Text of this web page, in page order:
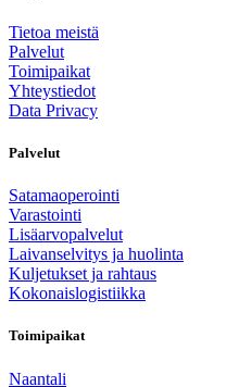
Tietoa meistä
Palvelut
Toimipaikat
Yhteystiedot
Data Privacy
Palvelut
Satamaoperointi
Varastointi
Lisäarvopalvelut
Laivanselvitys ja huolinta
Kuljetukset ja rahtaus
Kokonaislogistiikka
Toimipaikat
Naantali